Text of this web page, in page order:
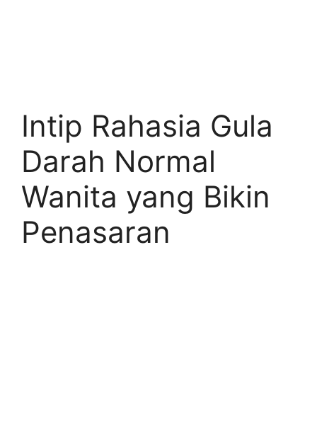
Intip Rahasia Gula
Darah Normal
Wanita yang Bikin
Penasaran